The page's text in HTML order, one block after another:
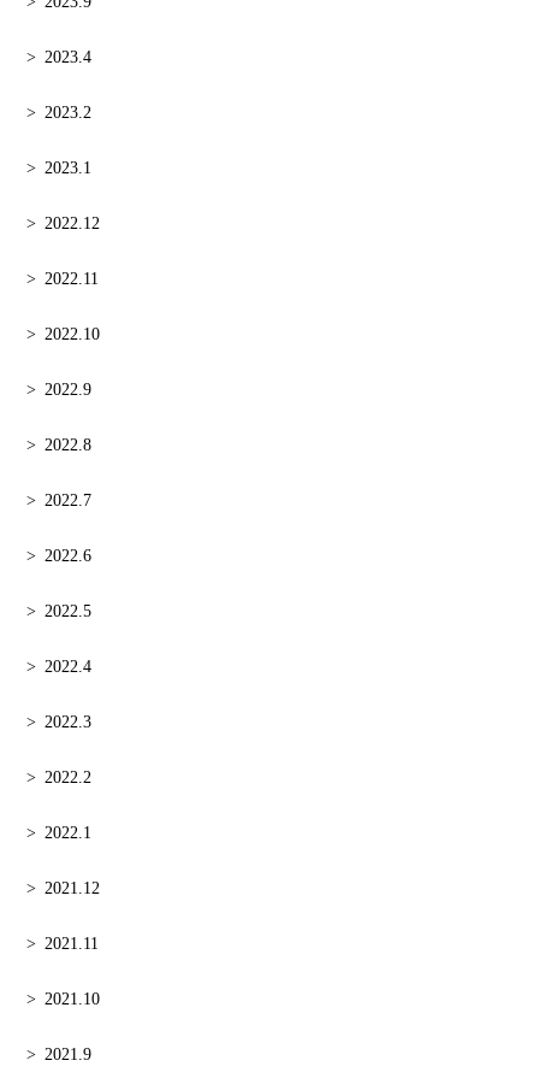
2023.4
2023.2
2023.1
2022.12
2022.11
2022.10
2022.9
2022.8
2022.7
2022.6
2022.5
2022.4
2022.3
2022.2
2022.1
2021.12
2021.11
2021.10
2021.9